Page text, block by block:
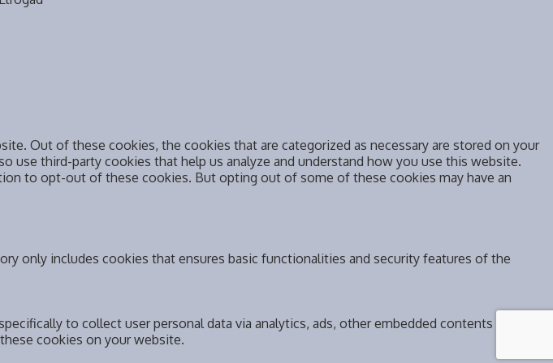
Out of these cookies, the cookies that are categorized as necessary are stored on your
third-party cookies that help us analyze and understand how you use this website.
to opt-out of these cookies. But opting out of some of these cookies may have an
only includes cookies that ensures basic functionalities and security features of the
to collect user personal data via analytics, ads, other embedded contents are
cookies on your website.